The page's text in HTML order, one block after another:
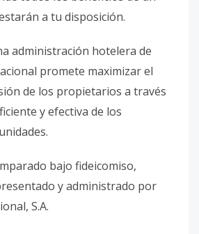
a tu disposición.
administración hotelera de
promete maximizar el
de los propietarios a través
y efectiva de los
bajo fideicomiso,
y administrado por
S.A.